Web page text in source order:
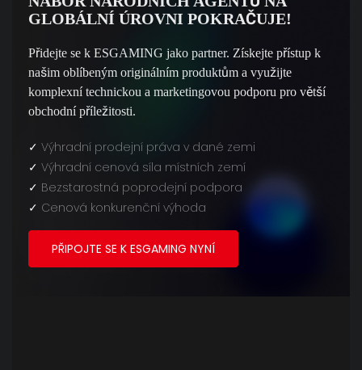
GLOBÁLNÍ ÚROVNI POKRAČUJE!
Přidejte se k ESGAMING jako partner. Získejte přístup k
našim oblíbeným originálním produktům a využijte
komplexní technickou a marketingovou podporu pro větší
obchodní příležitosti.
✓ Výhradní prodejní práva v dané zemi
✓ Výhradní cenová síla místních zemí
✓ Bezstarostná poprodejní podpora
✓ Cenová konkurenční výhoda
PŘIPOJTE SE K ESGAMING NYNÍ